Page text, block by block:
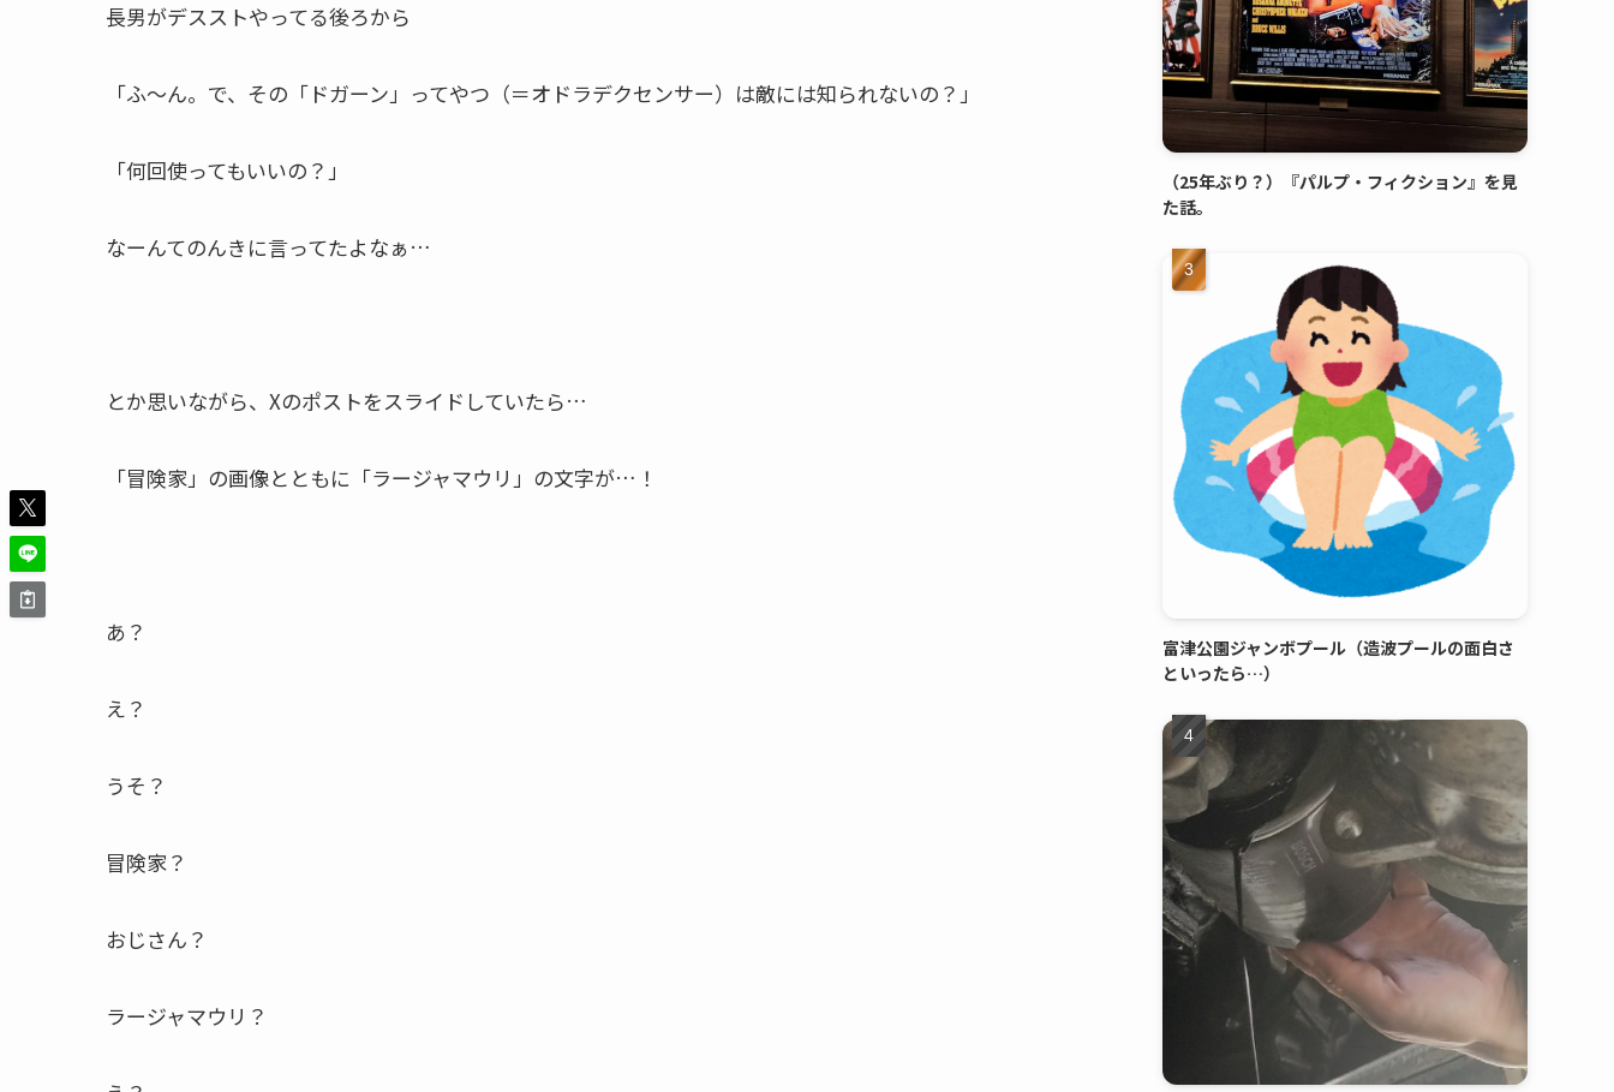
長男がデスストやってる後ろから
「ふ～ん。で、その「ドガーン」ってやつ（＝オドラデクセンサー）は敵には知られないの？」
「何回使ってもいいの？」
なーんてのんきに言ってたよなぁ…
とか思いながら、Xのポストをスライドしていたら…
「冒険家」の画像とともに「ラージャマウリ」の文字が…！
あ？
え？
うそ？
冒険家？
おじさん？
ラージャマウリ？
（25年ぶり？）『パルプ・フィクション』を見
た話。
富津公園ジャンボプール（造波プールの面白さ
といったら…）